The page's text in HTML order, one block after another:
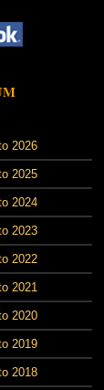
2026
2025
2024
2023
2022
2021
2020
2019
2018